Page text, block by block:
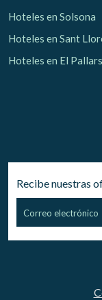
Hoteles en Solsona
Hoteles en Sant
Hoteles en El
Recibe nuestras